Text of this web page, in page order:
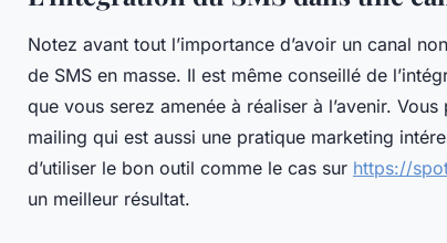
Notez avant tout l’importance d’avoir un canal
de SMS en masse. Il est même conseillé de
que vous serez amenée à réaliser à l’avenir.
mailing qui est aussi une pratique marketing
d’utiliser le bon outil comme le cas sur https://
un meilleur résultat.